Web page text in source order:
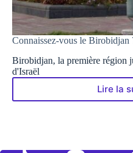
Connaissez-vous le Birobidjan
Birobidjan, la première région
d'Israël
Lire la